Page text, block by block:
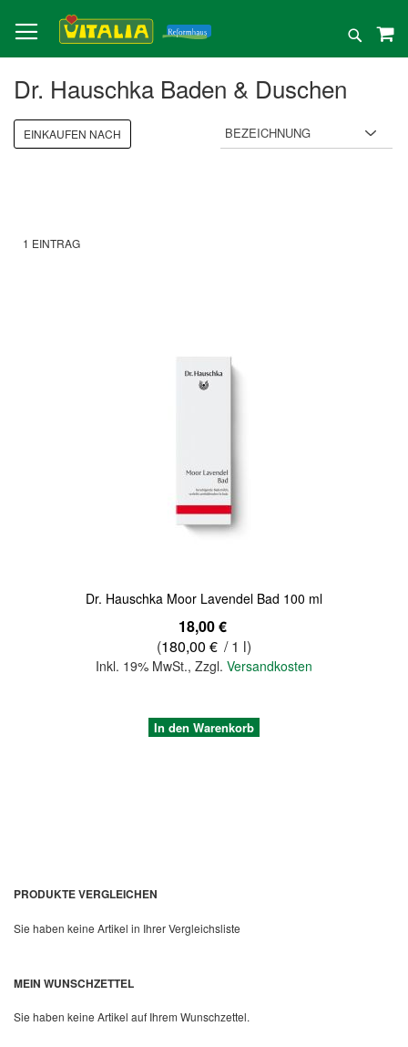
zum
Inhalt
Suche
Dr. Hauschka Baden & Duschen
1 EINTRAG
Dr. Hauschka Moor Lavendel Bad 100 ml
18,00 €
(180,00 € / 1 l)
Inkl. 19% MwSt., Zzgl. Versandkosten
Quickview
In den Warenkorb
EINKAUFEN NACH
PRODUKTE VERGLEICHEN
Sie haben keine Artikel in Ihrer Vergleichsliste
MEIN WUNSCHZETTEL
Sie haben keine Artikel auf Ihrem Wunschzettel.